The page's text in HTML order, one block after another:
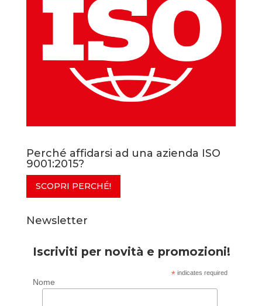
Perché affidarsi ad una azienda ISO
9001:2015?
SCOPRI PERCHÉ!
Newsletter
Iscriviti per novità e promozioni!
* indicates required
Nome